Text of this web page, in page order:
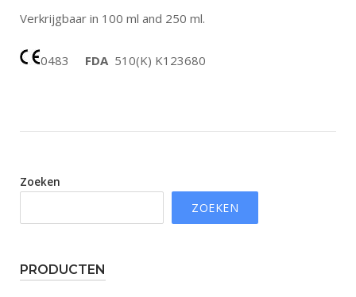
Verkrijgbaar in 100 ml and 250 ml.
0483 FDA510(K) K123680
Zoeken
ZOEKEN
PRODUCTEN